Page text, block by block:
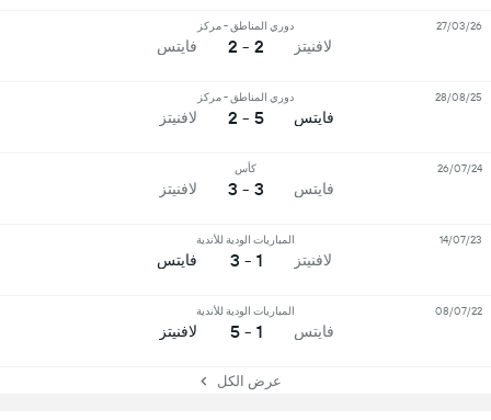
لافنيتز
دوري المناطق - مركز
2 - 2 فايتس
27/03/26
فايتس
دوري المناطق - مركز
5 - 2 لافنيتز
28/08/25
فايتس
كأس
3 - 3 لافنيتز
26/07/24
لافنيتز
المباريات الودية للأندية
1 - 3 فايتس
14/07/23
فايتس
المباريات الودية للأندية
1 - 5 لافنيتز
08/07/22
عرض الكل